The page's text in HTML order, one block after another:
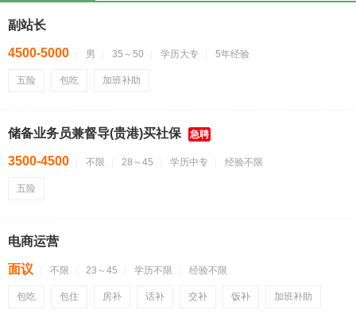
副站长
4500-5000 男 35～50 学历大专 5年经验
五险 包吃 加班补助
储备业务员兼督导(贵港)买社保 急聘
3500-4500 不限 28～45 学历中专 经验不限
五险
电商运营
面议 不限 23～45 学历不限 经验不限
包吃 包住 房补 话补 交补 饭补 加班补助